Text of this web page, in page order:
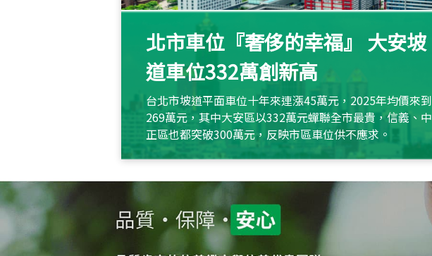
北市車位『奢侈的幸福』 大安坡
道車位332萬創新高
台北市坡道平面車位十年來連漲45萬元，2025年均價來到
269萬元，其中大安區以332萬元蟬聯全市最貴，信義、中
正區也都突破300萬元，反映市區車位供不應求。